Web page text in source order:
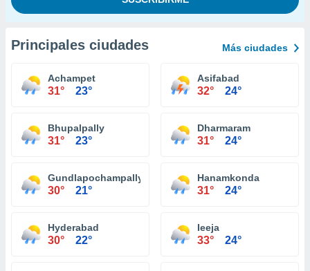
Principales ciudades Más ciudades
Achampet
31° 23°
Asifabad
32° 24°
Bhupalpally
31° 23°
Dharmaram
31° 24°
Gundlapochampally
30° 21°
Hanamkonda
31° 24°
Hyderabad
30° 22°
Ieeja
33° 24°